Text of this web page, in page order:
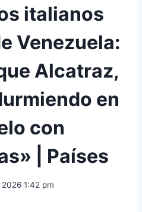
italianos
Venezuela:
Alcatraz,
en
con
| Países
1:42 pm